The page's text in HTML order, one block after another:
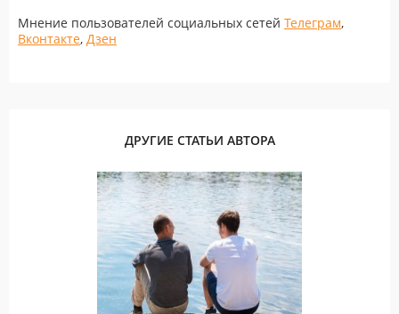
Мнение пользователей социальных сетей Телеграм,
Вконтакте, Дзен
ДРУГИЕ СТАТЬИ АВТОРА